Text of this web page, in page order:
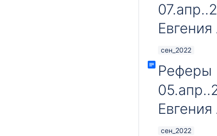
сен_2022
Реферы
сен_2022